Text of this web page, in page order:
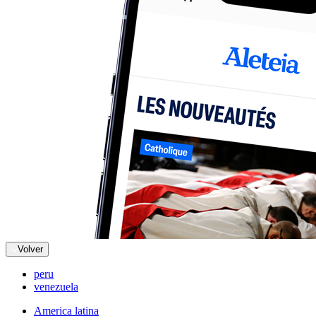
Volver
peru
venezuela
America latina